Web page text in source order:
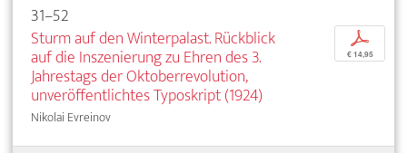
31–52
Sturm auf den Winterpalast. Rückblick
auf die Inszenierung zu Ehren des 3.
Jahrestags der Oktoberrevolution,
unveröffentlichtes Typoskript (1924)
Nikolai Evreinov
p
€ 14,95